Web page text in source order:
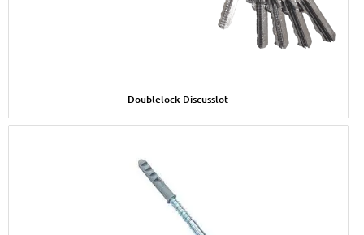
Doublelock Discusslot